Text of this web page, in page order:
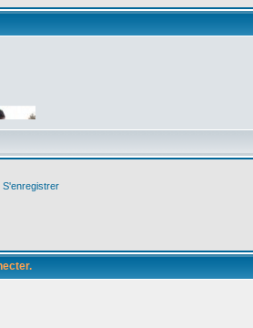
S'enregistrer